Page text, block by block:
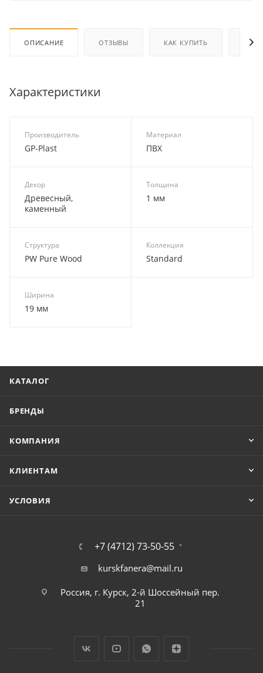
ОПИСАНИЕ ОТЗЫВЫ КАК КУПИТЬ
Характеристики
Производитель
GP-Plast
Материал
ПВХ
Декор
Древесный,
каменный
Толщина
1 мм
Структура
PW Pure Wood
Коллекция
Standard
Ширина
19 мм
КАТАЛОГ
БРЕНДЫ
КОМПАНИЯ
КЛИЕНТАМ
УСЛОВИЯ
+7 (4712) 73-50-55
kurskfanera@mail.ru
Россия, г. Курск, 2-й Шоссейный пер.
21